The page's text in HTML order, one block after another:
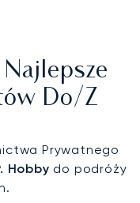
Do/z
Prywatnego
Hobby do podróży